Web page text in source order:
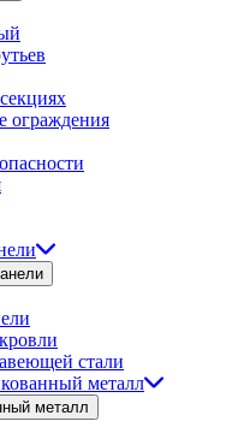
ограждения
стали
металл
металл